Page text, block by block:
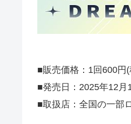
■販売価格：1回600円
■発売日：2025年12
■取扱店：全国の一部